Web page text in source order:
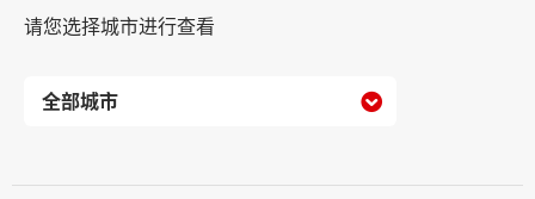
请您选择城市进行查看
